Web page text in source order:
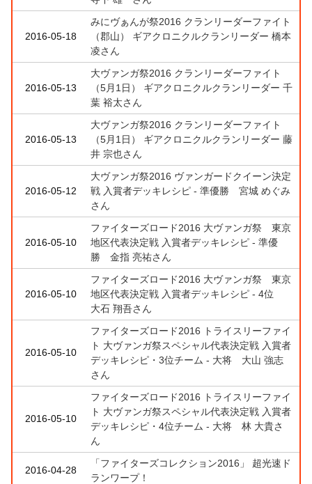
2016-05-18
みにヴぁんが祭2016 クランリーダーファイト
（郡山） ギアクロニクルクランリーダー 橋本
凌さん
2016-05-13
大ヴァンガ祭2016 クランリーダーファイト
（5月1日） ギアクロニクルクランリーダー 千
葉 裕太さん
2016-05-13
大ヴァンガ祭2016 クランリーダーファイト
（5月1日） ギアクロニクルクランリーダー 藤
井 宗也さん
2016-05-12
大ヴァンガ祭2016 ヴァンガードクイーン決定
戦 入賞者デッキレシピ - 準優勝 宮城 めぐみ
さん
2016-05-10
ファイターズロード2016 大ヴァンガ祭 東京
地区代表決定戦 入賞者デッキレシピ - 準優
勝 金指 亮祐さん
2016-05-10
ファイターズロード2016 大ヴァンガ祭 東京
地区代表決定戦 入賞者デッキレシピ - 4位
大石 翔吾さん
2016-05-10
ファイターズロード2016 トライスリーファイ
ト 大ヴァンガ祭スペシャル代表決定戦 入賞者
デッキレシピ・3位チーム - 大将 大山 強志
さん
2016-05-10
ファイターズロード2016 トライスリーファイ
ト 大ヴァンガ祭スペシャル代表決定戦 入賞者
デッキレシピ・4位チーム - 大将 林 大貴さ
ん
2016-04-28
「ファイターズコレクション2016」 超光速ド
ランワープ！